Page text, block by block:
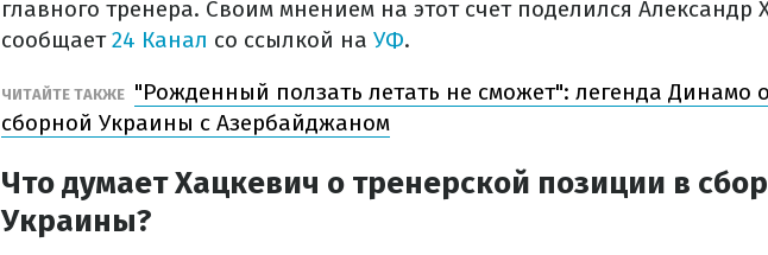
главного тренера. Своим мнением на этот счет поделился Александр
сообщает24 Канал со ссылкой на УФ.
ЧИТАЙТЕ ТАКЖЕ "Рожденный ползать летать не сможет": легенда Динамо
сборной Украины с Азербайджаном
Что думает Хацкевич о тренерской позиции в
Украины?